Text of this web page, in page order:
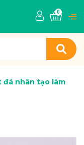
0
đá nhân tạo làm